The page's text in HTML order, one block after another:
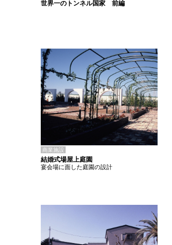
世界一のトンネル国家 前編
商業施設
結婚式場屋上庭園
宴会場に面した庭園の設計